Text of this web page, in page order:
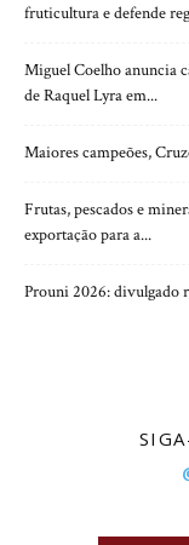
fruticultura e defende
Miguel Coelho anuncia
de Raquel Lyra em...
Maiores campeões,
Frutas, pescados e
exportação para a...
Prouni 2026: divulgado